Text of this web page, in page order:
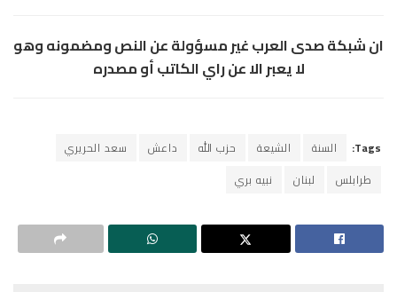
ان شبكة صدى العرب غير مسؤولة عن النص ومضمونه وهو
لا يعبر الا عن راي الكاتب أو مصدره
Tags: السنة الشيعة حزب الله داعش
سعد الحريري
طرابلس
لبنان نبيه بري